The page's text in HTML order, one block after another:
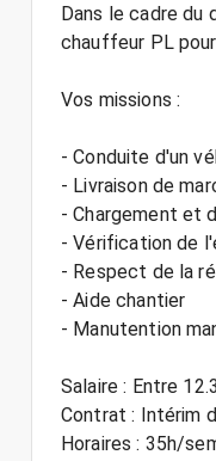
Dans le cadre du
chauffeur PL
Vos missions :
- Conduite d'un
- Livraison de
- Chargement et
- Vérification de
- Respect de la
- Aide chantier
- Manutention
Salaire : Entre
Contrat : Intérim
Horaires : 35h/